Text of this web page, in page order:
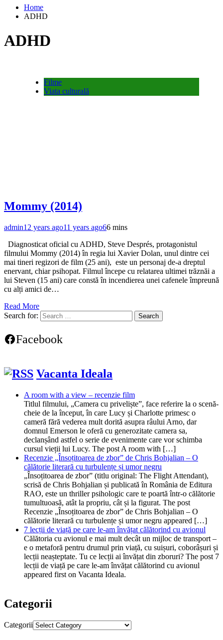
Home
ADHD
ADHD
Filme
Viata culturală
Mommy (2014)
admin12 years ago11 years ago66 mins
Diagnosticat oficial cu ADHD, Steve Després, protagonistul
filmului Mommy (2014) în regia lui Xavier Dolan, unul dintre cei
mai tineri regizori de film (25 ani), este un personaj de-a dreptul
enervant, chiar psihopat. Filmul începe cu relatarea ultimei trăznăi a
lui Steven (15 ani) care constă în incendierea unei cafenele împreună
cu alți amici de…
Read More
Search for:
Facebook
Vacanta Ideala
A room with a view – recenzie film
Titlul filmului, „Camera cu priveliște”, face referire la o scenă-
cheie de la început, în care Lucy și Charlotte primesc o
cameră fără vederea mult dorită asupra râului Arno, dar
domnul Emerson le oferă cu generozitate camera sa,
declanșând astfel o serie de evenimente care vor schimba
cursul vieții lui Lucy. The post A room with […]
Recenzie „Însoțitoarea de zbor” de Chris Bohjalian – O
călătorie literară cu turbulențe și umor negru
„Însoțitoarea de zbor” (titlu original: The Flight Attendant),
scrisă de Chris Bohjalian și publicată în România de Editura
RAO, este un thriller psihologic care te poartă într-o călătorie
tumultuoasă, atât la propriu, cât și la figurat. The post
Recenzie „Însoțitoarea de zbor” de Chris Bohjalian – O
călătorie literară cu turbulențe și umor negru appeared […]
7 lecții de viață pe care le-am învățat călătorind cu avionul
Călătoria cu avionul e mai mult decât un mijloc de transport –
e o metaforă pentru drumul prin viață, cu suișuri, coborâșuri și
lecții neașteptate. Tu ce lecții ai învățat din zboruri? The post 7
lecții de viață pe care le-am învățat călătorind cu avionul
appeared first on Vacanta Ideala.
Categorii
Categorii